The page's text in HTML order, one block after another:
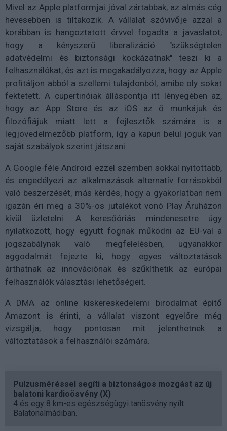
Mivel az Apple platformjai jóval zártabbak, az almás cég
hevesebben is tiltakozik. A vállalat szóvivője azzal a
korábban is hangoztatott érvvel fogadta a javaslatot,
hogy a kényszerű liberalizáció "szükségtelen
adatvédelmi és biztonsági kockázatnak" teszi ki a
felhasználókat, és azt is megakadályozza, hogy az Apple
profitáljon abból a szellemi tulajdonból, amibe oly sokat
fektetett. A cupertinóiak álláspontja itt lényegében az,
hogy az App Store és az iOS az ő munkájuk és
filozófiájuk miatt lett a fejlesztők számára is a
legjövedelmezőbb platform, így a kapun belül joguk van
saját szabályok szerint játszani.
A Google-féle Android ezzel szemben sokkal nyitottabb,
és engedélyezi az alkalmazások alternatív forrásokból
való beszerzését, más kérdés, hogy a gyakorlatban nem
igazán éri meg a 30%-os jutalékot vonó Play Áruházon
kívül üzletelni. A keresőóriás mindenesetre úgy
nyilatkozott, hogy együtt fognak működni az EU-val a
jogszabálynak való megfelelésben, ugyanakkor
aggodalmát fejezte ki, hogy egyes változtatások
árthatnak az innovációnak és szűkíthetik az európai
felhasználók választási lehetőségeit.
A DMA az online kiskereskedelemi birodalmat építő
Amazont is érinti, a vállalat viszont egyelőre még
vizsgálja, hogy pontosan mit jelenthetnek a
változtatások a felhasználói számára.
Pulzusméréssel segíti a biztonságos mozgást az új
balatoni kardioösvény (X)
4 és egy 8 km-es egészségügyi tanösvény nyílt
Balatonalmádiban.